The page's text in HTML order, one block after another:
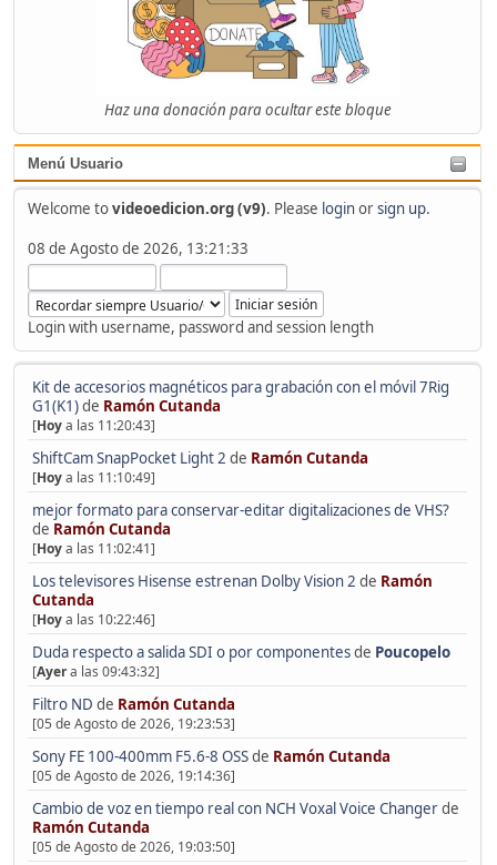
Haz una donación para ocultar este bloque
Menú Usuario
Welcome tovideoedicion.org (v9). Please loginorsign up.
08 de Agosto de 2026, 13:21:33
Login with username, password and session length
Kit de accesorios magnéticos para grabación con el móvil 7Rig
G1(K1)de Ramón Cutanda
[Hoya las 11:20:43]
ShiftCam SnapPocket Light 2 de Ramón Cutanda
[Hoya las 11:10:49]
mejor formato para conservar-editar digitalizaciones de VHS?
de Ramón Cutanda
[Hoya las 11:02:41]
Los televisores Hisense estrenan Dolby Vision 2 de Ramón
Cutanda
[Hoya las 10:22:46]
Duda respecto a salida SDI o por componentesde Poucopelo
[Ayera las 09:43:32]
Filtro ND de Ramón Cutanda
[05 de Agosto de 2026, 19:23:53]
Sony FE 100-400mm F5.6-8 OSSde Ramón Cutanda
[05 de Agosto de 2026, 19:14:36]
Cambio de voz en tiempo real con NCH Voxal Voice Changerde
Ramón Cutanda
[05 de Agosto de 2026, 19:03:50]